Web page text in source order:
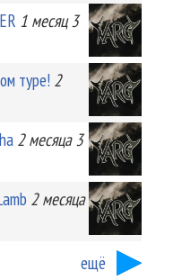
1 месяц 3
туре! 2
2 месяца 3
2 месяца
ещё